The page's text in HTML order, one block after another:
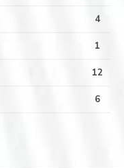
4
1
12
6